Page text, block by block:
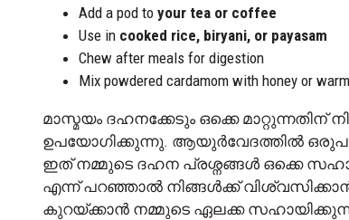
Add a pod to your tea or coffee
Use in cooked rice, biryani, or payasam
Chew after meals for digestion
Mix powdered cardamom with honey or
മാസ്മയം ദഹനക്കേടും ഒക്കെ
ഉപയോഗിക്കുന്നു. ആയുർവേദത്തിൽ
ഇത് നമ്മുടെ ദഹന പ്രശ്നങ്ങൾ ഒക്കെ
എന്ന് പറഞ്ഞാൽ നിങ്ങൾക്ക്
കുറയ്ക്കാൻ നമ്മുടെ ഏലക്ക